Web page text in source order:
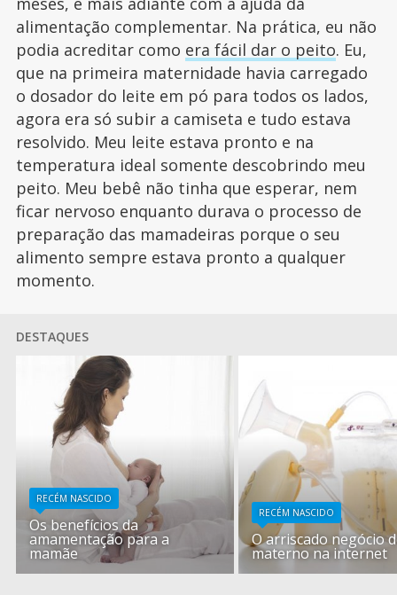
alimentação complementar. Na prática, eu não
podia acreditar como era fácil dar o peito. Eu,
que na primeira maternidade havia carregado
o dosador do leite em pó para todos os lados,
agora era só subir a camiseta e tudo estava
resolvido. Meu leite estava pronto e na
temperatura ideal somente descobrindo meu
peito. Meu bebê não tinha que esperar, nem
ficar nervoso enquanto durava o processo de
preparação das mamadeiras porque o seu
alimento sempre estava pronto a qualquer
momento.
DESTAQUES
RECÉM NASCIDO
Os benefícios da
amamentação para a
mamãe
RECÉM NASCIDO
O arriscado negócio
materno na internet